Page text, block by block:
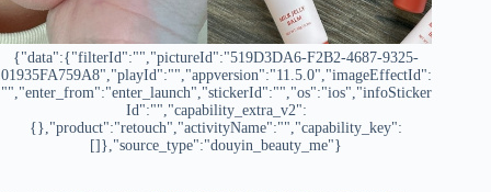
{"data":{"filterId":"","pictureId":"519D3DA6-F2B2-4687-9325-
01935FA759A8","playId":"","appversion":"11.5.0","imageEffectId":
"","enter_from":"enter_launch","stickerId":"","os":"ios","infoSticker
Id":"","capability_extra_v2":
{},"product":"retouch","activityName":"","capability_key":
[]},"source_type":"douyin_beauty_me"}